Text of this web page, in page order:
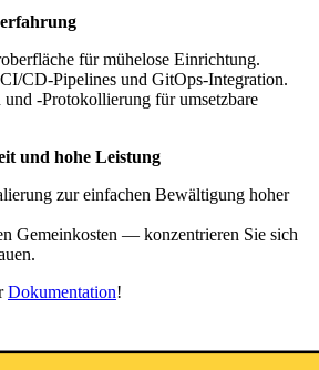
für mühelose Einrichtung.
CD-Pipelines und GitOps-Integration.
-Protokollierung für umsetzbare
und hohe Leistung
zur einfachen Bewältigung hoher
Gemeinkosten — konzentrieren Sie sich
Dokumentation!